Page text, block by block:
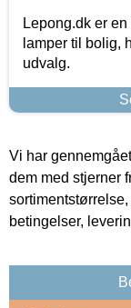
Lepong.dk er
lamper til bolig,
udvalg.
Vi har
dem med stjerner
betingelser,